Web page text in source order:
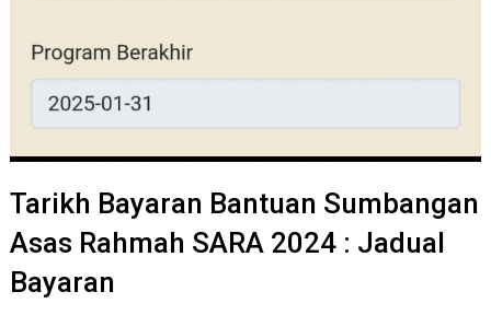
Tarikh Bayaran Bantuan Sumbangan
Asas Rahmah SARA 2024 : Jadual
Bayaran